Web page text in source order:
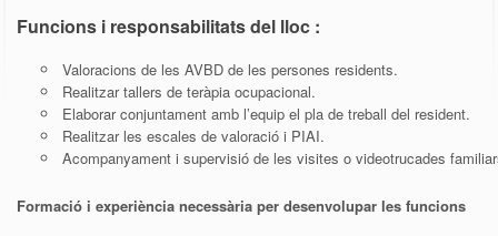
Funcions i responsabilitats del lloc :
Valoracions de les AVBD de les persones residents.
Realitzar tallers de teràpia ocupacional.
Elaborar conjuntament amb l’equip el pla de treball del resident.
Realitzar les escales de valoració i PIAI.
Acompanyament i supervisió de les visites o videotrucades
Formació i experiència necessària per desenvolupar les funcions